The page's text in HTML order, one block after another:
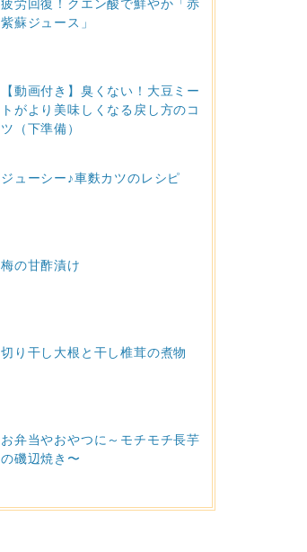
疲労回復！クエン酸で鮮やか「赤
紫蘇ジュース」
【動画付き】臭くない！大豆ミー
トがより美味しくなる戻し方のコ
ツ（下準備）
ジューシー♪車麩カツのレシピ
梅の甘酢漬け
切り干し大根と干し椎茸の煮物
お弁当やおやつに～モチモチ長芋
の磯辺焼き〜